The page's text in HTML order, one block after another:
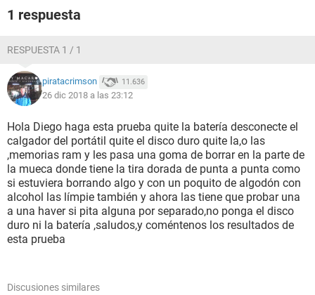
1 respuesta
RESPUESTA 1 / 1
piratacrimson 11.636
26 dic 2018 a las 23:12
Hola Diego haga esta prueba quite la batería desconecte el
calgador del portátil quite el disco duro quite la,o las
,memorias ram y les pasa una goma de borrar en la parte de
la mueca donde tiene la tira dorada de punta a punta como
si estuviera borrando algo y con un poquito de algodón con
alcohol las límpie también y ahora las tiene que probar una
a una haver si pita alguna por separado,no ponga el disco
duro ni la batería ,saludos,y coméntenos los resultados de
esta prueba
Discusiones similares